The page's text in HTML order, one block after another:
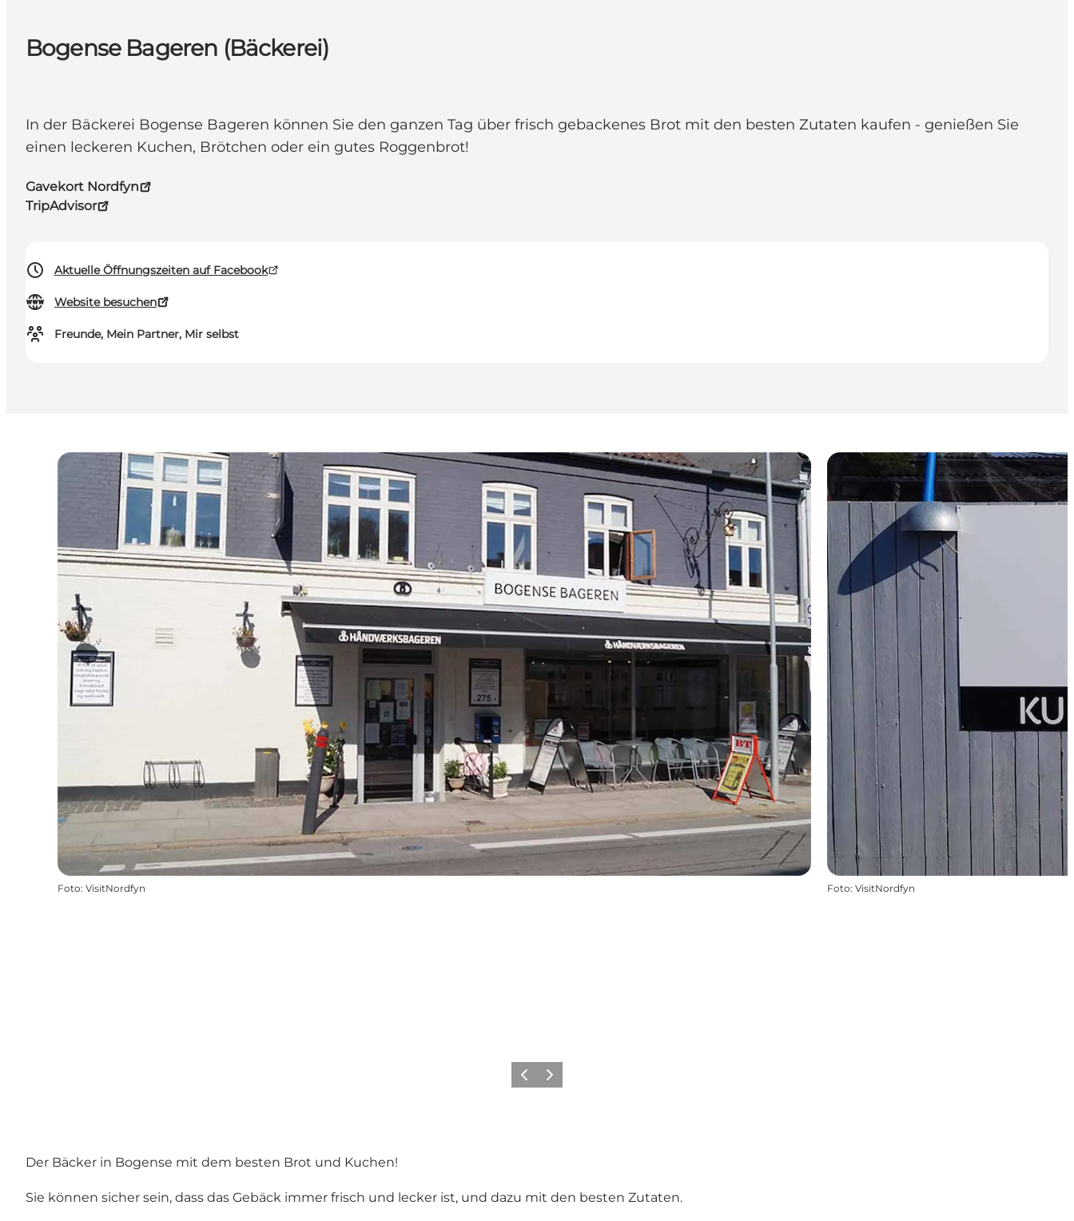
Bogense Bageren (Bäckerei)
In der Bäckerei Bogense Bageren können Sie den ganzen Tag über frisch gebackenes Brot mit den besten Zutaten kaufen - genießen Sie
einen leckeren Kuchen, Brötchen oder ein gutes Roggenbrot!
Gavekort Nordfyn
TripAdvisor
Aktuelle Öffnungszeiten auf Facebook
Website besuchen
Freunde, Mein Partner, Mir selbst
Foto: VisitNordfyn Foto: VisitNordfyn
Vorherige Folie
Nächste Folie
Der Bäcker in Bogense mit dem besten Brot und Kuchen!
Sie können sicher sein, dass das Gebäck immer frisch und lecker ist, und dazu mit den besten Zutaten.